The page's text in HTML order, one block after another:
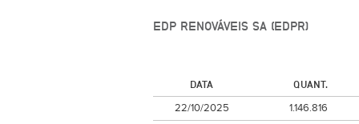
EDP RENOVÁVEIS SA (EDPR)
DATA
QUANT.
22/10/2025
1.146.816